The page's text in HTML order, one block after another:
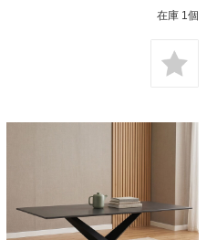
在庫 1個